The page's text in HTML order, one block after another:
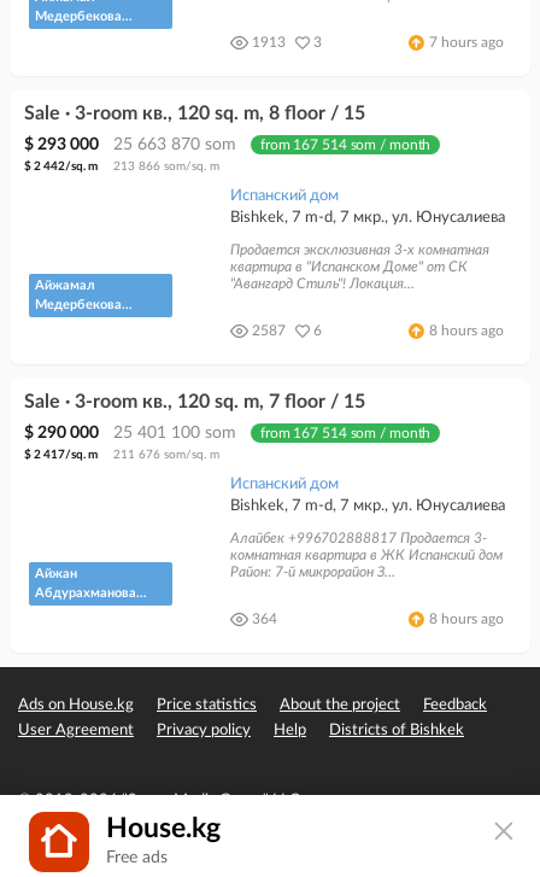
Медербекова
1913 3 7 hours ago
Sale · 3-room кв., 120 sq. m, 8 floor / 15
$ 293 000 25 663 870 som from 167 514 som / month
$ 2 442/sq. m 213 866 som/sq. m
Айжамал
Медербекова
Испанский дом
Bishkek, 7 m-d, 7 мкр., ул. Юнусалиева
Продается эксклюзивная 3-х комнатная
квартира в "Испанском Доме" от СК
"Авангард Стиль"! Локация...
2587 6 8 hours ago
Sale · 3-room кв., 120 sq. m, 7 floor / 15
$ 290 000 25 401 100 som from 167 514 som / month
$ 2 417/sq. m 211 676 som/sq. m
Айжан
Абдурахманова
Испанский дом
Bishkek, 7 m-d, 7 мкр., ул. Юнусалиева
Алайбек +996702888817 Продается 3-
комнатная квартира в ЖК Испанский дом
Район: 7-й микрорайон З...
364 8 hours ago
Ads on House.kg Price statistics About the project
Feedback
User Agreement
Privacy policy Help Districts of Bishkek
© 2019-2026 "Seven Media Group" LLC
House.kg
Free ads